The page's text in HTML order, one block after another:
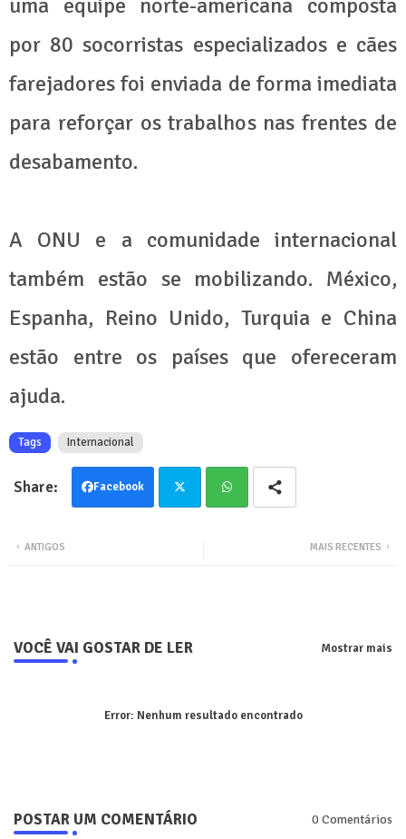
por 80 socorristas especializados e cães
farejadores foi enviada de forma imediata
para reforçar os trabalhos nas frentes de
desabamento.
A ONU e a comunidade internacional
também estão se mobilizando. México,
Espanha, Reino Unido, Turquia e China
estão entre os países que ofereceram
ajuda.
Tags Internacional
Facebook
MAIS RECENTES
ANTIGOS
VOCÊ VAI GOSTAR DE LER Mostrar mais
Error: Nenhum resultado encontrado
POSTAR UM COMENTÁRIO 0 Comentários